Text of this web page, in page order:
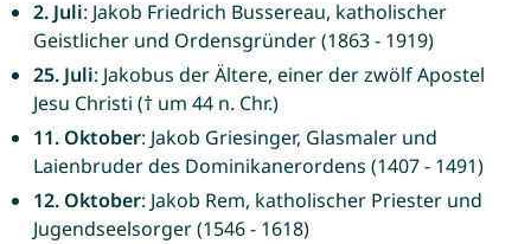
2. Juli: Jakob Friedrich Bussereau, katholischer
Geistlicher und Ordensgründer (1863 - 1919)
25. Juli: Jakobus der Ältere, einer der zwölf Apostel
Jesu Christi († um 44 n. Chr.)
11. Oktober: Jakob Griesinger, Glasmaler und
Laienbruder des Dominikanerordens (1407 - 1491)
12. Oktober: Jakob Rem, katholischer Priester und
Jugendseelsorger (1546 - 1618)